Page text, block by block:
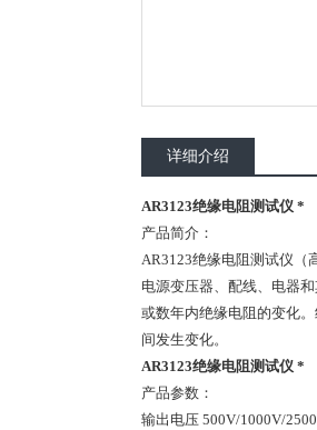
详细介绍
AR3123绝缘电阻测试仪 *
产品简介：
AR3123绝缘电阻测试仪
电源变压器、配线、电器
或数年内绝缘电阻的变化
间发生变化。
AR3123绝缘电阻测试仪 *
产品参数：
输出电压 500V/1000V/